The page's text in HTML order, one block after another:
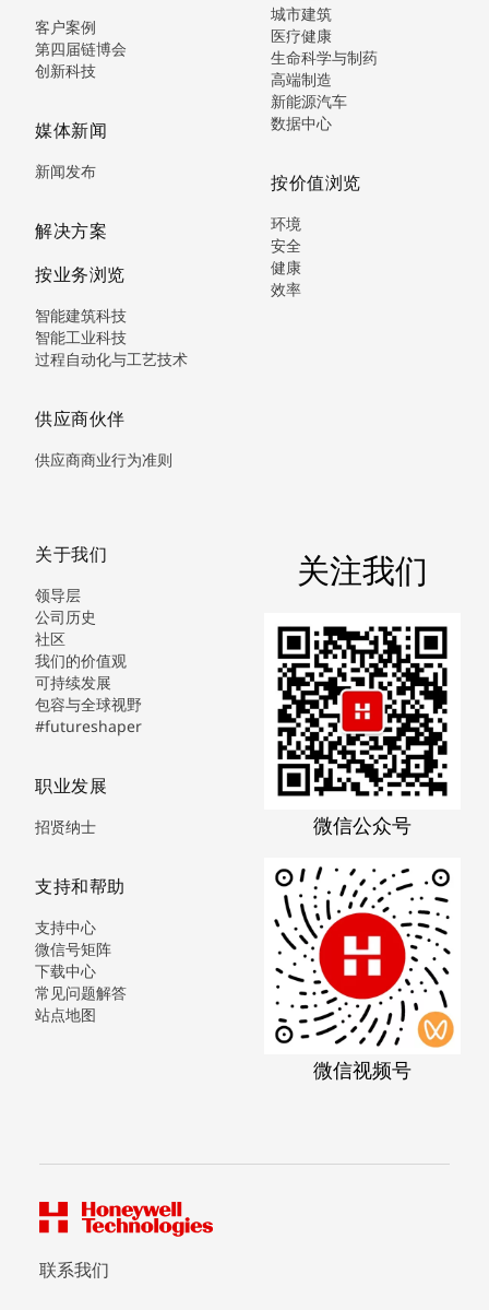
客户案例
第四届链博会
创新科技
媒体新闻
新闻发布
解决方案
按业务浏览
智能建筑科技
智能工业科技
过程自动化与工艺技术
供应商伙伴
供应商商业行为准则
城市建筑
医疗健康
生命科学与制药
高端制造
新能源汽车
数据中心
按价值浏览
环境
安全
健康
效率
关于我们
领导层
公司历史
社区
我们的价值观
可持续发展
包容与全球视野
#futureshaper
职业发展
招贤纳士
支持和帮助
支持中心
微信号矩阵
下载中心
常见问题解答
站点地图
关注我们
微信公众号
微信视频号
联系我们